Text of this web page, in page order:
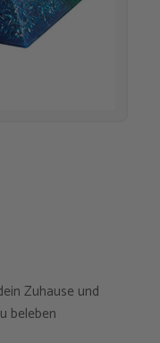
Zuhause und
beleben